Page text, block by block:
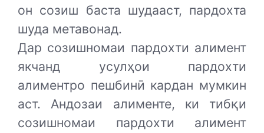
он созиш баста шудааст, пардохта
шуда метавонад.
Дар созишномаи пардохти алимент
якчанд усулҳои пардохти
алиментро пешбинӣ кардан мумкин
аст. Андозаи алименте, ки тибқи
созишномаи пардохти алимент